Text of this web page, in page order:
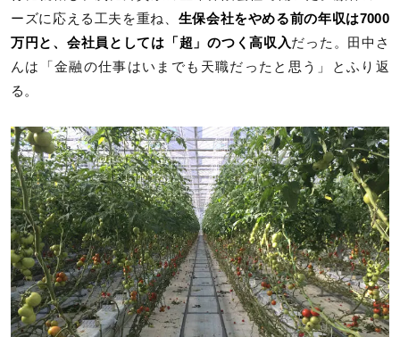
ーズに応える工夫を重ね、 生保会社をやめる前の年収は7000
万円と、会社員としては「超」のつく高収入だった。田中さ
んは「金融の仕事はいまでも天職だったと思う」とふり返
る。